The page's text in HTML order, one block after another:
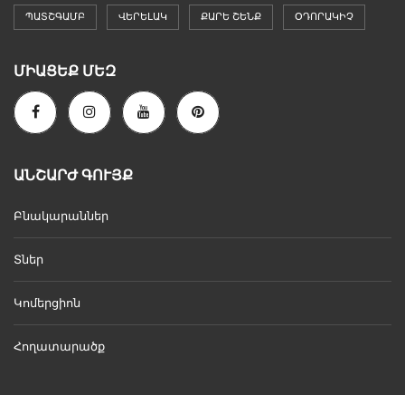
ՊԱՏՇԳԱՄԲ ՎԵՐԵԼԱԿ ՔԱՐԵ ՇԵՆՔ ՕԴՈՐԱԿԻՉ
ՄԻԱՑԵՔ ՄԵԶ
ԱՆՇԱՐԺ ԳՈՒՅՔ
Բնակարաններ
Տներ
Կոմերցիոն
Հողատարածք